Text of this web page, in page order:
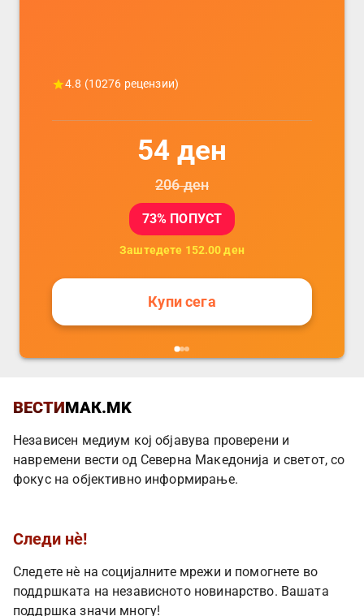
4.8 (10276 рецензии)
54 ден
206ден
73% ПОПУСТ
Заштедете 152.00 ден
Купи сега
ВЕСТИМАК.MK
Независен медиум кој објавува проверени и
навремени вести од Северна Македонија и светот, со
фокус на објективно информирање.
Следи нè!
Следете нè на социјалните мрежи и помогнете во
поддршката на независното новинарство. Вашата
поддршка значи многу!